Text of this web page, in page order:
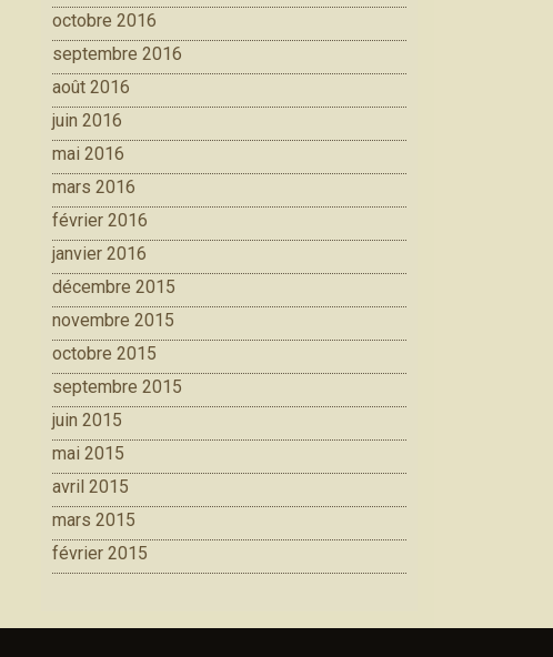
octobre 2016
septembre 2016
août 2016
juin 2016
mai 2016
mars 2016
février 2016
janvier 2016
décembre 2015
novembre 2015
octobre 2015
septembre 2015
juin 2015
mai 2015
avril 2015
mars 2015
février 2015